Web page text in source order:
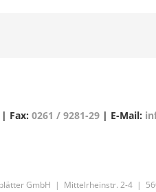
| Fax: 0261 / 9281-29 | E-Mail:
GmbH | Mittelrheinstr. 2-4 |